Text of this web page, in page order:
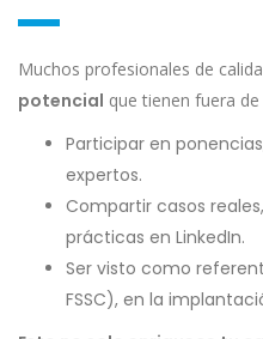
Muchos profesionales de
potencial que tienen fuera
Participar en
expertos.
Compartir casos
prácticas en LinkedIn.
Ser visto como
FSSC), en la